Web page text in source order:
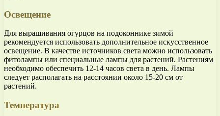
Освещение
Для выращивания огурцов на подоконнике зимой
рекомендуется использовать дополнительное искусственное
освещение. В качестве источников света можно использовать
фитолампы или специальные лампы для растений. Растениям
необходимо обеспечить 12-14 часов света в день. Лампы
следует располагать на расстоянии около 15-20 см от
растений.
Температура